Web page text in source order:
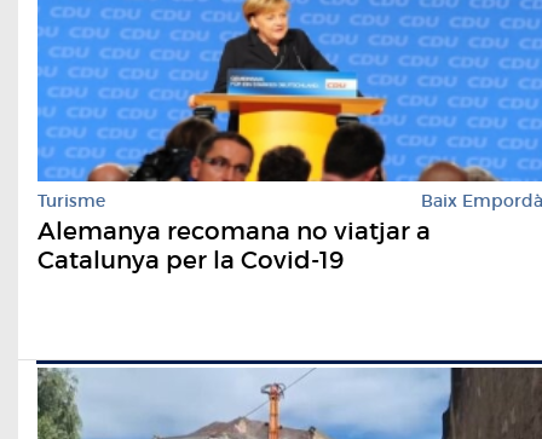
Turisme Baix Empordà
Alemanya recomana no viatjar a
Catalunya per la Covid-19